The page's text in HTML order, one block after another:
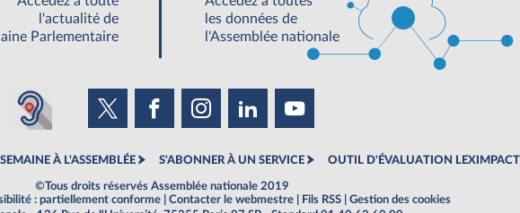
l'actualité de
Parlementaire
les données de
l'Assemblée nationale
À L'ASSEMBLÉE S'ABONNER À UN SERVICE OUTIL D'ÉVALUATION LEXIMPACT
©Tous droits réservés Assemblée nationale 2019
: partiellement conforme Contacter le webmestre Fils RSS
Gestion des cookies